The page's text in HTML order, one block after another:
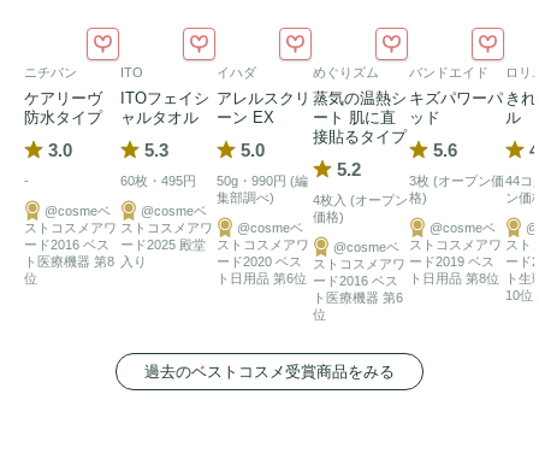
ニチバン
ケアリーヴ
防水タイプ
3.0
-
@cosmeベ
ストコスメアワ
ード2016 ベス
ト医療機器 第8
位
ITO
ITOフェイシ
ャルタオル
5.3
60枚・495円
@cosmeベ
ストコスメアワ
ード2025 殿堂
入り
イハダ
アレルスクリ
ーン EX
5.0
50g・990円 (編
集部調べ)
@cosmeベ
ストコスメアワ
ード2020 ベス
ト日用品 第6位
めぐりズム
蒸気の温熱シ
ート 肌に直
接貼るタイプ
5.2
4枚入 (オープン
価格)
@cosmeベ
ストコスメアワ
ード2016 ベス
ト医療機器 第6
位
バンドエイド
キズパワーパ
ッド
5.6
3枚 (オープン価
格)
@cosmeベ
ストコスメアワ
ード2019 ベス
ト日用品 第8位
ロリ
き
ル
44コ
ン価
スト
ード
ト生
10位
過去のベストコスメ受賞商品をみる